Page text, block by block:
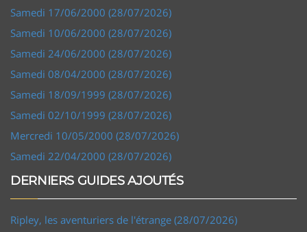
Samedi 17/06/2000 (28/07/2026)
Samedi 10/06/2000 (28/07/2026)
Samedi 24/06/2000 (28/07/2026)
Samedi 08/04/2000 (28/07/2026)
Samedi 18/09/1999 (28/07/2026)
Samedi 02/10/1999 (28/07/2026)
Mercredi 10/05/2000 (28/07/2026)
Samedi 22/04/2000 (28/07/2026)
DERNIERS GUIDES AJOUTÉS
Ripley, les aventuriers de l'étrange (28/07/2026)